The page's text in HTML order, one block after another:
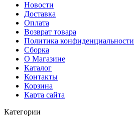
Новости
Доставка
Оплата
Возврат товара
Политика конфиденциальности
Сборка
О Магазине
Каталог
Контакты
Корзина
Карта сайта
Категории